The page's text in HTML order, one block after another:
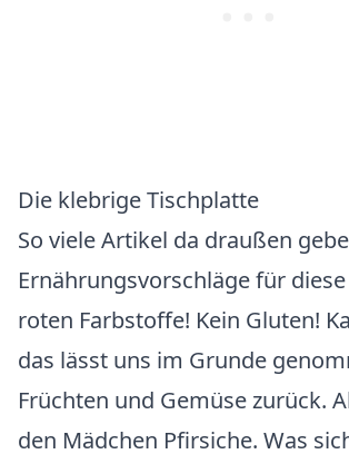
Die klebrige Tischplatte
So viele Artikel da draußen
Ernährungsvorschläge für diese
roten Farbstoffe! Kein Gluten!
das lässt uns im Grunde
Früchten und Gemüse zurück.
den Mädchen Pfirsiche. Was